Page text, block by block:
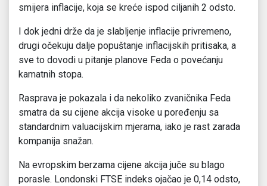
smijera inflacije, koja se kreće ispod ciljanih 2 odsto.
I dok jedni drže da je slabljenje inflacije privremeno,
drugi očekuju dalje popuštanje inflacijskih pritisaka, a
sve to dovodi u pitanje planove Feda o povećanju
kamatnih stopa.
Rasprava je pokazala i da nekoliko zvaničnika Feda
smatra da su cijene akcija visoke u poređenju sa
standardnim valuacijskim mjerama, iako je rast zarada
kompanija snažan.
Na evropskim berzama cijene akcija juče su blago
porasle. Londonski FTSE indeks ojačao je 0,14 odsto,